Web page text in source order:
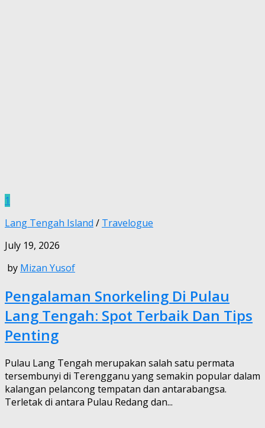
1
Lang Tengah Island / Travelogue
July 19, 2026
by Mizan Yusof
Pengalaman Snorkeling Di Pulau
Lang Tengah: Spot Terbaik Dan Tips
Penting
Pulau Lang Tengah merupakan salah satu permata
tersembunyi di Terengganu yang semakin popular dalam
kalangan pelancong tempatan dan antarabangsa.
Terletak di antara Pulau Redang dan...